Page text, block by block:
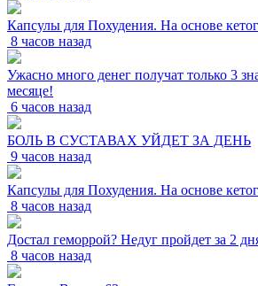
Капсулы для Похудения. На основе
8 часов назад
Ужасно много денег получат только 3
месяце!
6 часов назад
БОЛЬ В СУСТАВАХ УЙДЕТ ЗА ДЕНЬ
9 часов назад
Капсулы для Похудения. На основе
8 часов назад
Достал геморрой? Недуг пройдет за 2
8 часов назад